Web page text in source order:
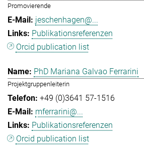
Promovierende
jeschenhagen@...
Publikationsreferenzen
Orcid publication list
PhD Mariana Galvao Ferrarini
Projektgruppenleiterin
+49 (0)3641 57-1516
mferrarini@...
Publikationsreferenzen
Orcid publication list